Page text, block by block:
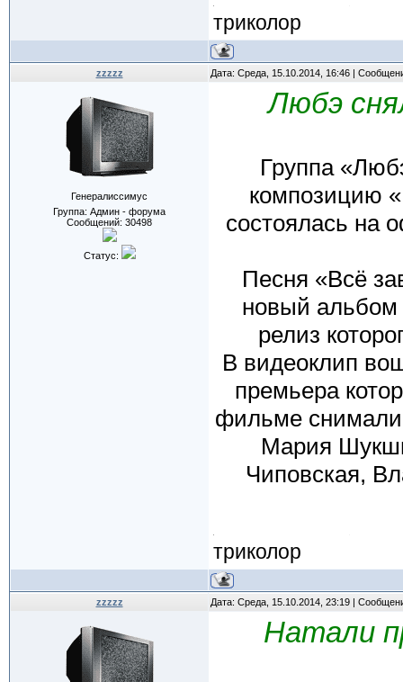
триколор
zzzzz Дата: Среда, 15.10.2014, 16:46 |
Генералиссимус
Группа: Админ - форума
Сообщений: 30498
Статус:
Любэ
Группа
композицию
состоялась на
Песня «Всё
новый альбом
релиз
В видеоклип
премьера
фильме
Мария
Чиповская,
триколор
zzzzz Дата: Среда, 15.10.2014, 23:19 |
Натали